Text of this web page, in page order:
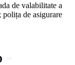
de valabilitate a
polița de asigurare